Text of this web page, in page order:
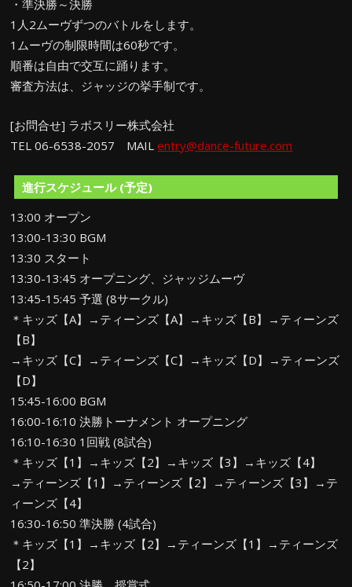
・準決勝～決勝
1人2ムーヴずつのバトルをします。
1ムーヴの制限時間は60秒です。
順番は自由で交互に踊ります。
審査方法は、ジャッジの挙手制です。
[お問合せ] ラボスリー株式会社
TEL 06-6538-2057 MAILentry@dance-future.com
進行スケジュール (予定)
13:00 オープン
13:00-13:30 BGM
13:30 スタート
13:30-13:45 オープニング、ジャッジムーヴ
13:45-15:45 予選 (8サークル)
＊キッズ【A】→ティーンズ【A】→キッズ【B】→ティーンズ
【B】
→キッズ【C】→ティーンズ【C】→キッズ【D】→ティーンズ
【D】
15:45-16:00 BGM
16:00-16:10 決勝トーナメント オープニング
16:10-16:30 1回戦 (8試合)
＊キッズ【1】→キッズ【2】→キッズ【3】→キッズ【4】
→ティーンズ【1】→ティーンズ【2】→ティーンズ【3】→テ
ィーンズ【4】
16:30-16:50 準決勝 (4試合)
＊キッズ【1】→キッズ【2】→ティーンズ【1】→ティーンズ
【2】